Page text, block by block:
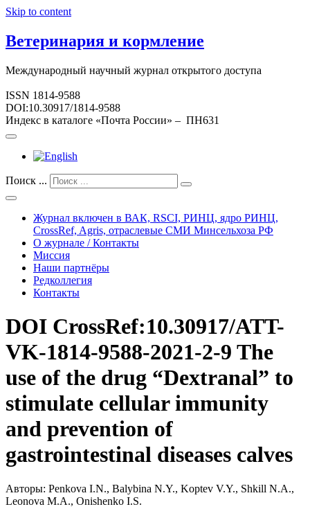
Skip to content
Ветеринария и кормление
Международный научный журнал открытого доступа
ISSN 1814-9588
DOI:10.30917/1814-9588
Индекс в каталоге «Почта России» – ПН631
Поиск ...
Журнал включен в ВАК, RSCI, РИНЦ, ядро РИНЦ,
CrossRef, Agris, отраслевые СМИ Минсельхоза РФ
О журнале / Контакты
Миссия
Наши партнёры
Редколлегия
Контакты
DOI CrossRef:10.30917/ATT-
VK-1814-9588-2021-2-9 The
use of the drug “Dextranal” to
stimulate cellular immunity
and prevention of
gastrointestinal diseases calves
Авторы: Penkova I.N., Balybina N.Y., Koptev V.Y., Shkill N.A.,
Leonova M.A., Onishenko I.S.